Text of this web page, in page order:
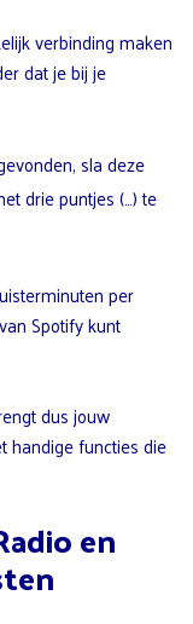
verbinding maken
dat je bij je
sla deze
drie puntjes (…) te
per
Spotify kunt
dus jouw
handige functies die
en